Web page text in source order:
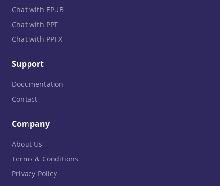
Chat with EPUB
Chat with PPT
Chat with PPTX
Support
Documentation
Contact
Company
About Us
Terms & Conditions
Privacy Policy